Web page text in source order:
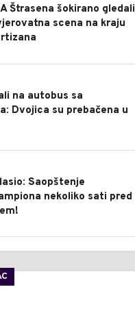
Štrasena šokirano gledali
scena na kraju
na autobus sa
Dvojica su prebačena u
Saopštenje
nekoliko sati pred